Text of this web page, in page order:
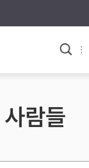
학으로 본
람들